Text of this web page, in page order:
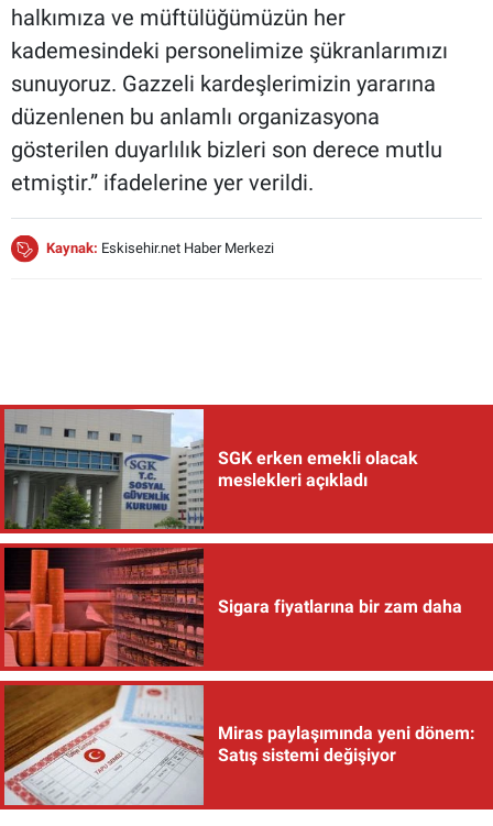
halkımıza ve müftülüğümüzün her
kademesindeki personelimize şükranlarımızı
sunuyoruz. Gazzeli kardeşlerimizin yararına
düzenlenen bu anlamlı organizasyona
gösterilen duyarlılık bizleri son derece mutlu
etmiştir.” ifadelerine yer verildi.
Kaynak: Eskisehir.net Haber Merkezi
SGK erken emekli olacak
meslekleri açıkladı
Sigara fiyatlarına bir zam daha
Miras paylaşımında yeni dönem:
Satış sistemi değişiyor